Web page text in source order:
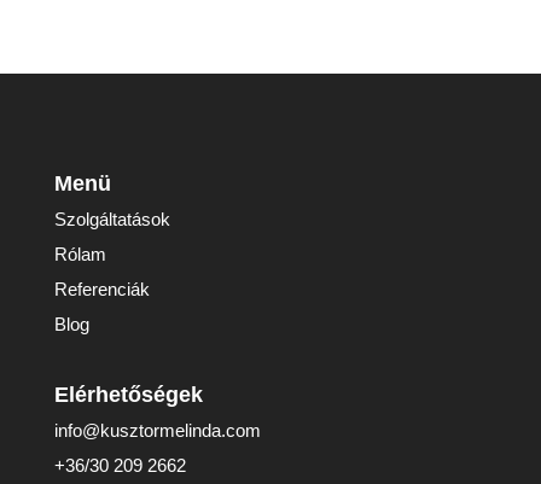
Menü
Szolgáltatások
Rólam
Referenciák
Blog
Elérhetőségek
info@kusztormelinda.com
+36/30 209 2662